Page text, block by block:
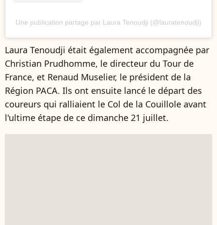
Une publication partage par Laura Tenoudji (@lauratenoudji)
Laura Tenoudji était également accompagnée par
Christian Prudhomme, le directeur du Tour de
France, et Renaud Muselier, le président de la
Région PACA. Ils ont ensuite lancé le départ des
coureurs qui ralliaient le Col de la Couillole avant
l'ultime étape de ce dimanche 21 juillet.